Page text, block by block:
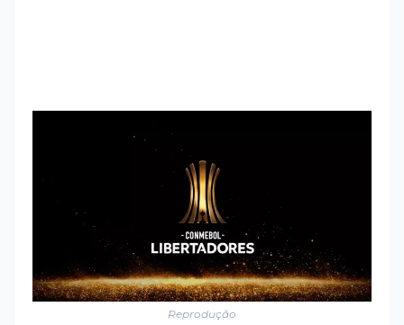
Reprodução